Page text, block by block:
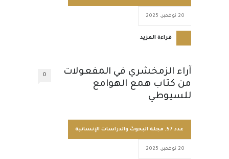
20 نوفمبر، 2025
قراءة المزيد
آراء الزمخشري في المفعولات
من كتاب همع الهوامع
للسيوطي
0
عدد 57 , مجلة البحوث والدراسات الإنسانية
20 نوفمبر، 2025